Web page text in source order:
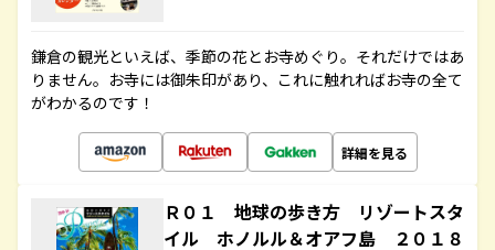
鎌倉の観光といえば、季節の花とお寺めぐり。それだけではあ
りません。お寺には御朱印があり、これに触れればお寺の全て
がわかるのです！
詳細を見る
Ｒ０１ 地球の歩き方 リゾートスタ
イル ホノルル＆オアフ島 ２０１８